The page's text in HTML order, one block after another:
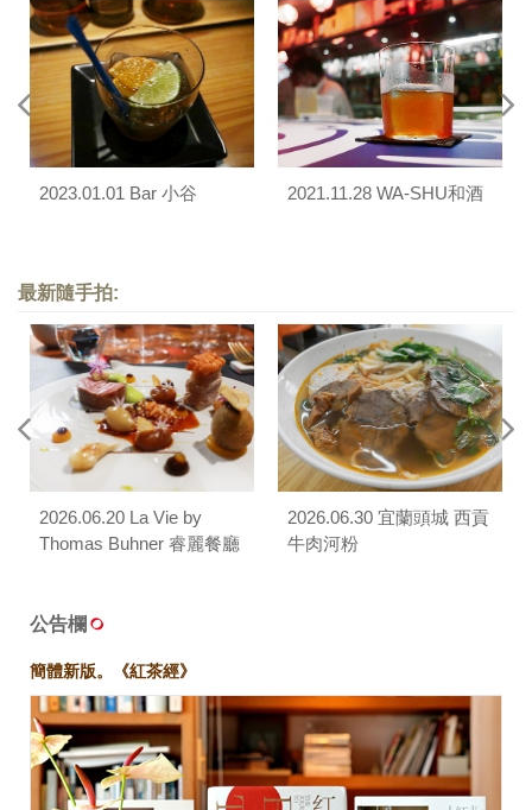
2023.01.01 Bar 小谷 2021.11.28 WA-SHU和酒
最新隨手拍:
2026.06.20 La Vie by
Thomas Buhner 睿麗餐廳
2026.06.30 宜蘭頭城 西貢
牛肉河粉
公告欄
簡體新版。《紅茶經》